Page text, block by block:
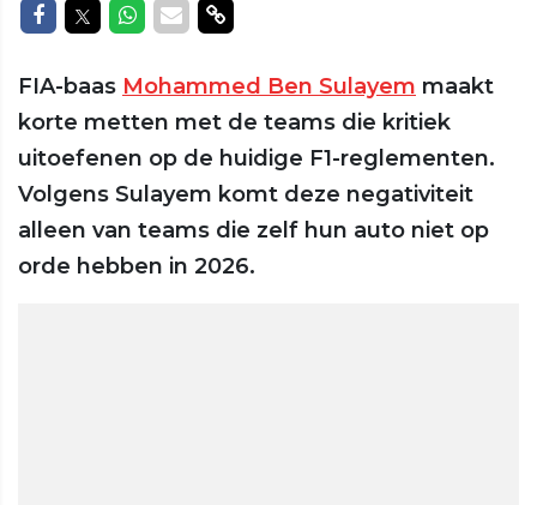
Delen op Facebook
Delen op Twitter
Delen op Whatsapp
Delen via Mail
Delen via link
FIA-baas Mohammed Ben Sulayem maakt
korte metten met de teams die kritiek
uitoefenen op de huidige F1-reglementen.
Volgens Sulayem komt deze negativiteit
alleen van teams die zelf hun auto niet op
orde hebben in 2026.